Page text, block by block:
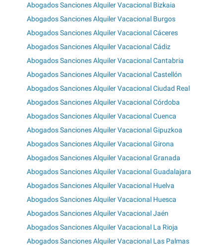
Abogados Sanciones Alquiler Vacacional Bizkaia
Abogados Sanciones Alquiler Vacacional Burgos
Abogados Sanciones Alquiler Vacacional Cáceres
Abogados Sanciones Alquiler Vacacional Cádiz
Abogados Sanciones Alquiler Vacacional Cantabria
Abogados Sanciones Alquiler Vacacional Castellón
Abogados Sanciones Alquiler Vacacional Ciudad Real
Abogados Sanciones Alquiler Vacacional Córdoba
Abogados Sanciones Alquiler Vacacional Cuenca
Abogados Sanciones Alquiler Vacacional Gipuzkoa
Abogados Sanciones Alquiler Vacacional Girona
Abogados Sanciones Alquiler Vacacional Granada
Abogados Sanciones Alquiler Vacacional Guadalajara
Abogados Sanciones Alquiler Vacacional Huelva
Abogados Sanciones Alquiler Vacacional Huesca
Abogados Sanciones Alquiler Vacacional Jaén
Abogados Sanciones Alquiler Vacacional La Rioja
Abogados Sanciones Alquiler Vacacional Las Palmas